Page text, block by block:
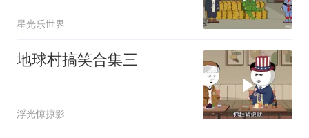
星光乐世界
地球村搞笑合集三
浮光惊掠影